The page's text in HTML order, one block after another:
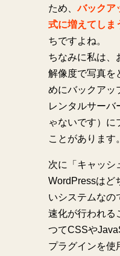
ため、バックア
式に増えてしま
ちですよね。
ちなみに私は、
解像度で写真を
めにバックアッ
レンタルサーバ
ゃないです）に
ことがあります。
次に「キャッシ
WordPressはど
いシステムなの
速化が行われる
つてCSSや
プラグインを使